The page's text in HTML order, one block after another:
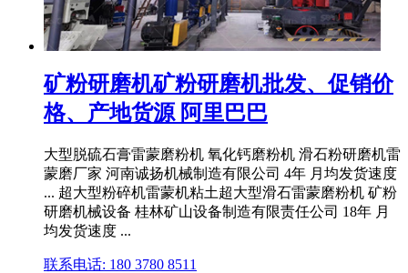
矿粉研磨机矿粉研磨机批发、促销价
格、产地货源 阿里巴巴
大型脱硫石膏雷蒙磨粉机 氧化钙磨粉机 滑石粉研磨机雷
蒙磨厂家 河南诚扬机械制造有限公司 4年 月均发货速度
... 超大型粉碎机雷蒙机粘土超大型滑石雷蒙磨粉机 矿粉
研磨机械设备 桂林矿山设备制造有限责任公司 18年 月
均发货速度 ...
联系电话: 180 3780 8511